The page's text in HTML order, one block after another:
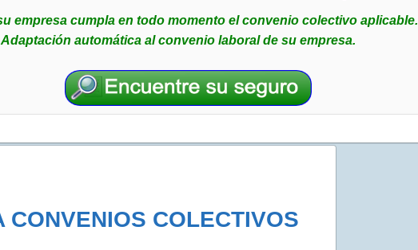
empresa cumpla en todo momento el convenio colectivo aplicable.
Adaptación automática al convenio laboral de su empresa.
CONVENIOS COLECTIVOS